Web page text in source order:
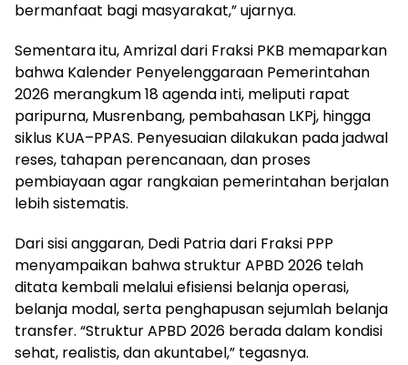
bermanfaat bagi masyarakat,” ujarnya.
Sementara itu, Amrizal dari Fraksi PKB memaparkan
bahwa Kalender Penyelenggaraan Pemerintahan
2026 merangkum 18 agenda inti, meliputi rapat
paripurna, Musrenbang, pembahasan LKPj, hingga
siklus KUA–PPAS. Penyesuaian dilakukan pada jadwal
reses, tahapan perencanaan, dan proses
pembiayaan agar rangkaian pemerintahan berjalan
lebih sistematis.
Dari sisi anggaran, Dedi Patria dari Fraksi PPP
menyampaikan bahwa struktur APBD 2026 telah
ditata kembali melalui efisiensi belanja operasi,
belanja modal, serta penghapusan sejumlah belanja
transfer. “Struktur APBD 2026 berada dalam kondisi
sehat, realistis, dan akuntabel,” tegasnya.